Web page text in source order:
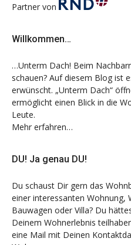
Partner von
Willkommen…
…Unterm Dach! Beim
schauen? Auf diesem Blog ist
erwünscht. „Unterm Dach“
ermöglicht einen Blick in die
Leute.
Mehr erfahren…
DU! Ja genau DU!
Du schaust Dir gern das
einer interessanten Wohnung,
Bauwagen oder Villa? Du
Deinem Wohnerlebnis
eine Mail mit Deinen